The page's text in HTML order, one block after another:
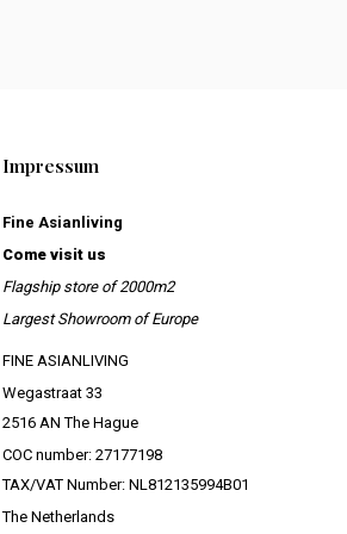
Impressum
Fine Asianliving
Come visit us
Flagship store of 2000m2
Largest Showroom of Europe
FINE ASIANLIVING
Wegastraat 33
2516 AN The Hague
COC number: 27177198
TAX/VAT Number: NL812135994B01
The Netherlands